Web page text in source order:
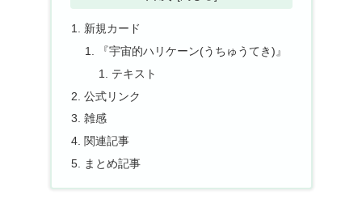
新規カード
『宇宙的ハリケーン(うちゅうてき)』
テキスト
公式リンク
雑感
関連記事
まとめ記事